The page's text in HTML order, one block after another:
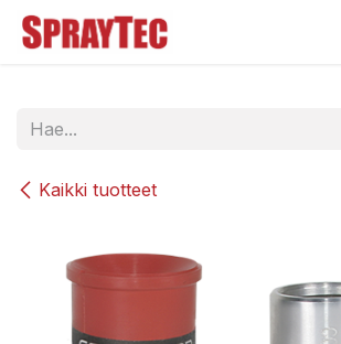
Siirry sisältöön
Kaikki tuotteet